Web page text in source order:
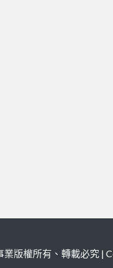
業版權所有、轉載必究 |